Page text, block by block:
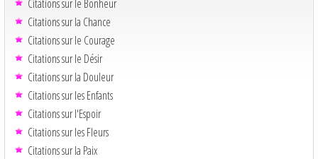
Citations sur le Bonheur
Citations sur la Chance
Citations sur le Courage
Citations sur le Désir
Citations sur la Douleur
Citations sur les Enfants
Citations sur l'Espoir
Citations sur les Fleurs
Citations sur la Paix